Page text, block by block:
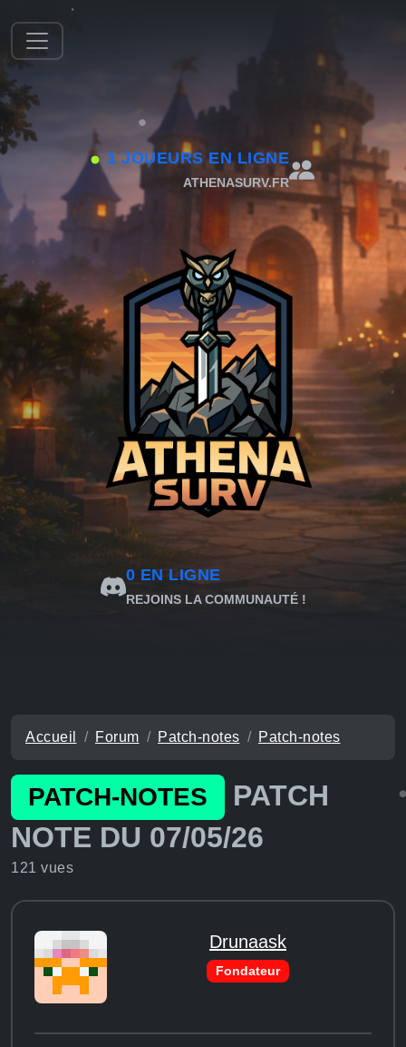
1 JOUEURS EN LIGNE
ATHENASURV.FR
0 EN LIGNE
REJOINS LA COMMUNAUTÉ !
Accueil Forum Patch-notes Patch-notes
PATCH-NOTES
PATCH
NOTE DU 07/05/26
121 vues
Drunaask
Fondateur